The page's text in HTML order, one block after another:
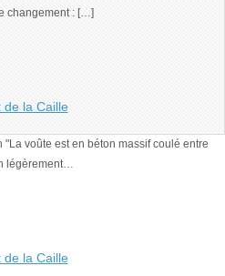
changement : […]
de la Caille
"La voûte est en béton massif coulé entre
légèrement…
de la Caille